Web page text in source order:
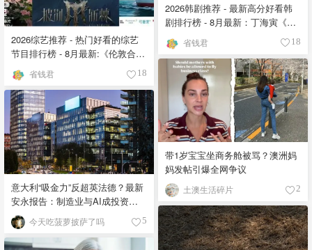
2026韩剧推荐 - 最新高分好看韩
剧排行榜 - 8月最新：丁海寅《我
的荒糖恋爱 》上线❣️
省钱君 18
2026综艺推荐 - 热门好看的综艺
节目排行榜 - 8月最新:《​​伦敦合伙
人》回归啦
省钱君 18
带1岁宝宝坐商务舱被骂？澳洲妈
妈发帖引爆全网争议
土澳生活碎片 2
意大利“吸金力”反超英法德？最新
安永报告：制造业与AI成投资新
宠！ 今天吃菠萝披萨了吗 5